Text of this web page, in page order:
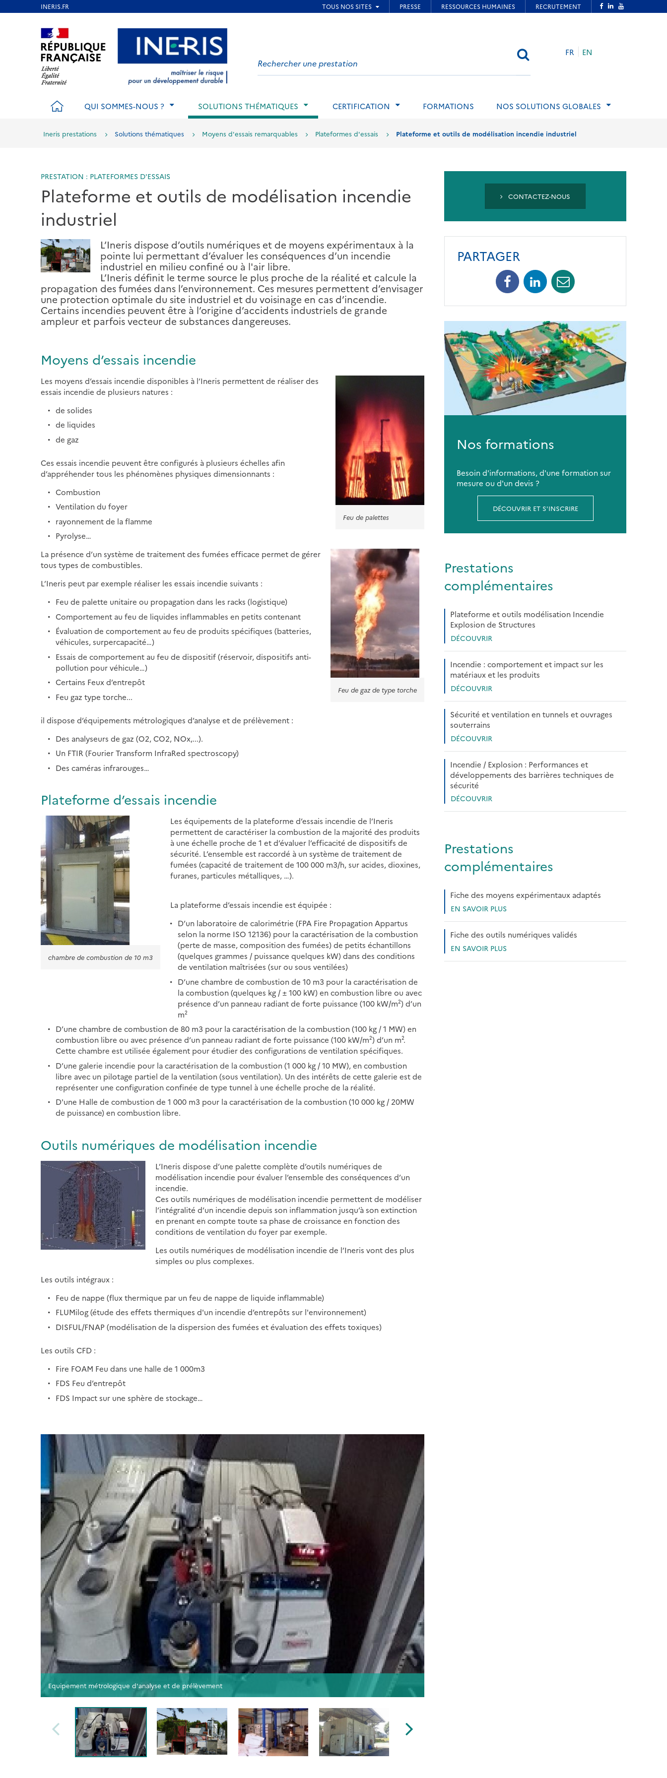
Aller au contenu Aller au menu Aller au pied de page
on
website
FR EN
ACCUEILQUI SOMMES-NOUS ? SOLUTIONS THÉMATIQUES CERTIFICATION FORMATIONS NOS SOLUTIONS GLOBALES
Ineris prestations Solutions thématiques Moyens d'essais remarquables Plateformes d'essais Plateforme et outils de modélisation incendie industriel
PRESTATION : PLATEFORMES D'ESSAIS
Plateforme et outils de modélisation incendie
industriel
L’Ineris dispose d’outils numériques et de moyens expérimentaux à la
pointe lui permettant d’évaluer les conséquences d’un incendie
industriel en milieu confiné ou à l'air libre.
L’Ineris définit le terme source le plus proche de la réalité et calcule la
propagation des fumées dans l’environnement. Ces mesures permettent d’envisager
une protection optimale du site industriel et du voisinage en cas d’incendie.
Certains incendies peuvent être à l’origine d’accidents industriels de grande
ampleur et parfois vecteur de substances dangereuses.
Moyens d’essais incendie
Feu de palettes
Les moyens d’essais incendie disponibles à l’Ineris permettent de réaliser des
essais incendie de plusieurs natures :
de solides
de liquides
de gaz
Ces essais incendie peuvent être configurés à plusieurs échelles afin
d’appréhender tous les phénomènes physiques dimensionnants :
Combustion
Ventilation du foyer
rayonnement de la flamme
Pyrolyse…
Feu de gaz de type torche
La présence d’un système de traitement des fumées efficace permet de gérer
tous types de combustibles.
L’Ineris peut par exemple réaliser les essais incendie suivants :
Feu de palette unitaire ou propagation dans les racks (logistique)
Comportement au feu de liquides inflammables en petits contenant
Évaluation de comportement au feu de produits spécifiques (batteries,
véhicules, surpercapacité…)
Essais de comportement au feu de dispositif (réservoir, dispositifs anti-
pollution pour véhicule…)
Certains Feux d’entrepôt
Feu gaz type torche...
il dispose d’équipements métrologiques d’analyse et de prélèvement :
Des analyseurs de gaz (O2, CO2, NOx,...).
Un FTIR (Fourier Transform InfraRed spectroscopy)
Des caméras infrarouges…
Plateforme d’essais incendie
chambre de combustion de 10 m3
Les équipements de la plateforme d’essais incendie de l’Ineris
permettent de caractériser la combustion de la majorité des produits
à une échelle proche de 1 et d’évaluer l’efficacité de dispositifs de
sécurité. L’ensemble est raccordé à un système de traitement de
fumées (capacité de traitement de 100 000 m3/h, sur acides, dioxines,
furanes, particules métalliques, …).
La plateforme d’essais incendie est équipée :
D’un laboratoire de calorimétrie (FPA Fire Propagation Appartus
selon la norme ISO 12136) pour la caractérisation de la combustion
(perte de masse, composition des fumées) de petits échantillons
(quelques grammes / puissance quelques kW) dans des conditions
de ventilation maîtrisées (sur ou sous ventilées)
D’une chambre de combustion de 10 m3 pour la caractérisation de
la combustion (quelques kg / ± 100 kW) en combustion libre ou avec
présence d’un panneau radiant de forte puissance (100 kW/m²) d’un
m²
D’une chambre de combustion de 80 m3 pour la caractérisation de la combustion (100 kg / 1 MW) en
combustion libre ou avec présence d’un panneau radiant de forte puissance (100 kW/m²) d’un m².
Cette chambre est utilisée également pour étudier des configurations de ventilation spécifiques.
D’une galerie incendie pour la caractérisation de la combustion (1 000 kg / 10 MW), en combustion
libre avec un pilotage partiel de la ventilation (sous ventilation). Un des intérêts de cette galerie est de
représenter une configuration confinée de type tunnel à une échelle proche de la réalité.
D'une Halle de combustion de 1 000 m3 pour la caractérisation de la combustion (10 000 kg / 20MW
de puissance) en combustion libre.
Outils numériques de modélisation incendie
L’Ineris dispose d’une palette complète d’outils numériques de
modélisation incendie pour évaluer l’ensemble des conséquences d’un
incendie.
Ces outils numériques de modélisation incendie permettent de modéliser
l’intégralité d’un incendie depuis son inflammation jusqu’à son extinction
en prenant en compte toute sa phase de croissance en fonction des
conditions de ventilation du foyer par exemple.
Les outils numériques de modélisation incendie de l’Ineris vont des plus
simples ou plus complexes.
Les outils intégraux :
Feu de nappe (flux thermique par un feu de nappe de liquide inflammable)
FLUMilog (étude des effets thermiques d'un incendie d’entrepôts sur l'environnement)
DISFUL/FNAP (modélisation de la dispersion des fumées et évaluation des effets toxiques)
Les outils CFD :
Fire FOAM Feu dans une halle de 1 000m3
FDS Feu d’entrepôt
FDS Impact sur une sphère de stockage…
Equipement métrologique d'analyse et de prélèvement
CONTACTEZ-NOUS
PARTAGER
FacebookLinkedin
Nos formations
Besoin d'informations, d'une formation sur
mesure ou d'un devis ?
DÉCOUVRIR ET S'INSCRIRE
Prestations
complémentaires
Plateforme et outils modélisation Incendie
Explosion de Structures
DÉCOUVRIR
Incendie : comportement et impact sur les
matériaux et les produits
DÉCOUVRIR
Sécurité et ventilation en tunnels et ouvrages
souterrains
DÉCOUVRIR
Incendie / Explosion : Performances et
développements des barrières techniques de
sécurité
DÉCOUVRIR
Prestations
complémentaires
Fiche des moyens expérimentaux adaptés
EN SAVOIR PLUS
Fiche des outils numériques validés
EN SAVOIR PLUS